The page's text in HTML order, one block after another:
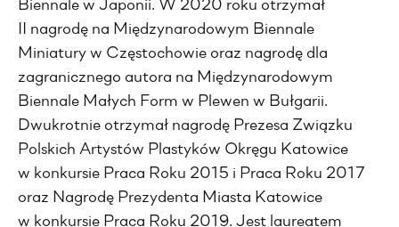
Biennale w Japonii. W 2020 roku otrzymał
II nagrodę na Międzynarodowym Biennale
Miniatury w Częstochowie oraz nagrodę dla
zagranicznego autora na Międzynarodowym
Biennale Małych Form w Plewen w Bułgarii.
Dwukrotnie otrzymał nagrodę Prezesa Związku
Polskich Artystów Plastyków Okręgu Katowice
w konkursie Praca Roku 2015 i Praca Roku 2017
oraz Nagrodę Prezydenta Miasta Katowice
w konkursie Praca Roku 2019. Jest laureatem